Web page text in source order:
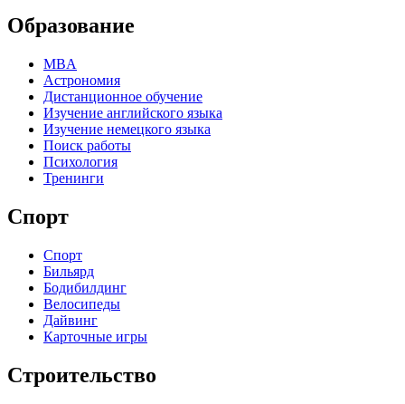
Образование
MBA
Астрономия
Дистанционное обучение
Изучение английского языка
Изучение немецкого языка
Поиск работы
Психология
Тренинги
Спорт
Спорт
Бильярд
Бодибилдинг
Велосипеды
Дайвинг
Карточные игры
Строительство